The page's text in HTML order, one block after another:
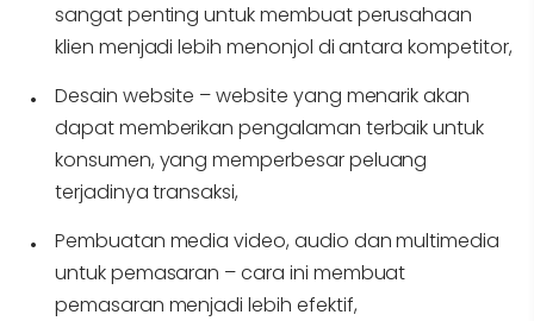
sangat penting untuk membuat perusahaan
klien menjadi lebih menonjol di antara kompetitor,
Desain website – website yang menarik akan
dapat memberikan pengalaman terbaik untuk
konsumen, yang memperbesar peluang
terjadinya transaksi,
Pembuatan media video, audio dan multimedia
untuk pemasaran – cara ini membuat
pemasaran menjadi lebih efektif,